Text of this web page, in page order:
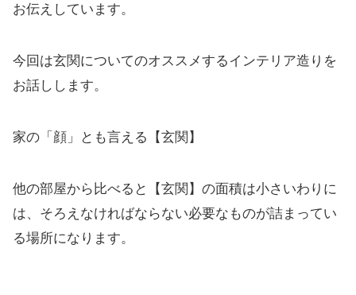
お伝えしています。
今回は玄関についてのオススメするインテリア造りを
お話しします。
家の「顔」とも言える【玄関】
他の部屋から比べると【玄関】の面積は小さいわりに
は、そろえなければならない必要なものが詰まってい
る場所になります。